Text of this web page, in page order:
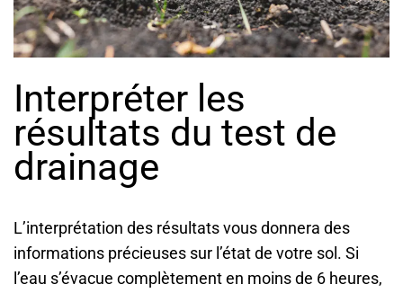
Interpréter les
résultats du test de
drainage
L’interprétation des résultats vous donnera des
informations précieuses sur l’état de votre sol. Si
l’eau s’évacue complètement en moins de 6 heures,